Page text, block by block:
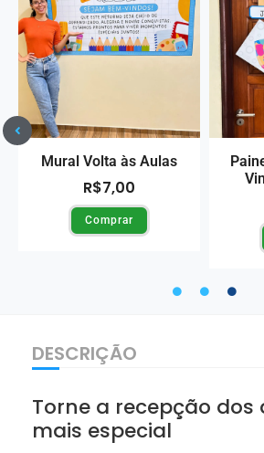
Mural Volta às Aulas
R$7,00
Comprar
DESCRIÇÃO
Torne a recepção dos
mais especial